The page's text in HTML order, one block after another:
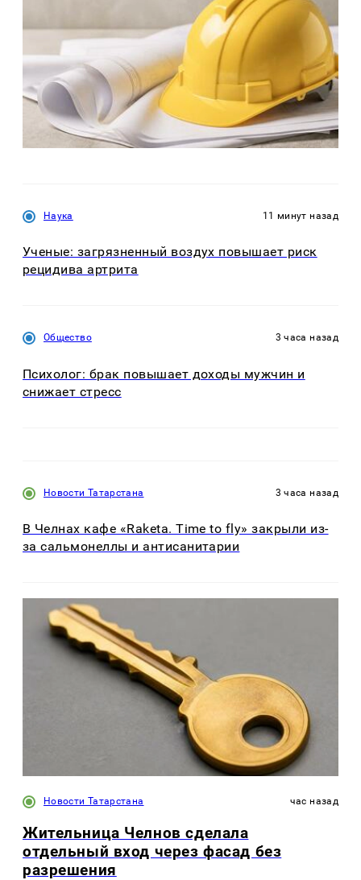
Наука 11 минут назад
Ученые: загрязненный воздух повышает риск
рецидива артрита
Общество 3 часа назад
Психолог: брак повышает доходы мужчин и
снижает стресс
Новости Татарстана 3 часа назад
В Челнах кафе «Raketa. Time to fly» закрыли из-
за сальмонеллы и антисанитарии
Новости Татарстана час назад
Жительница Челнов сделала
отдельный вход через фасад без
разрешения